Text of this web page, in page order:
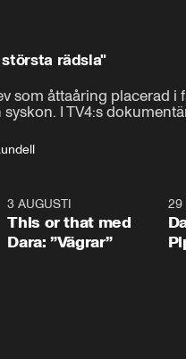
rädsla"
som åttaåring placerad
I TV4:s
3 AUGUSTI
This or that med
Dara: ”Vägrar”
29